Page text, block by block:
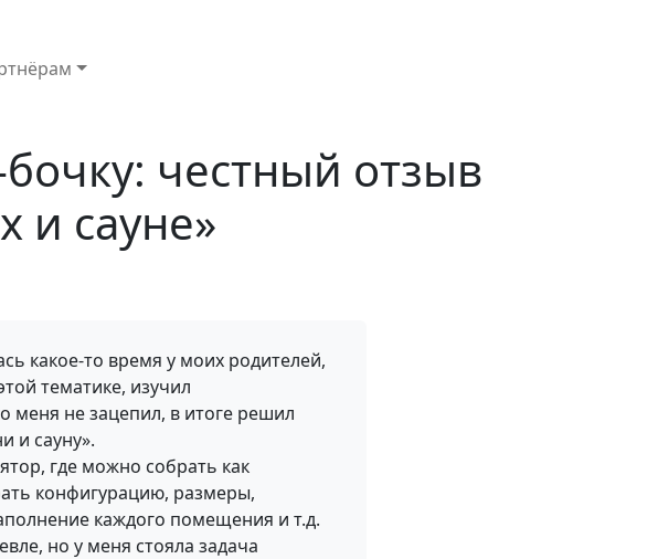
честный отзыв
и сауне»
какое-то время у моих родителей,
тематике, изучил
меня не зацепил, в итоге решил
и сауну».
где можно собрать как
конфигурацию, размеры,
каждого помещения и т.д.
но у меня стояла задача